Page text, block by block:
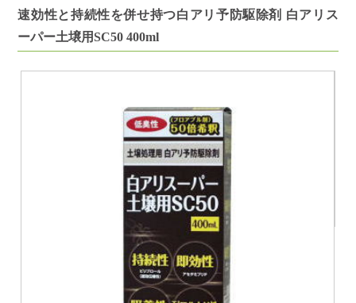
速効性と持続性を併せ持つ白アリ予防駆除剤 白アリス
ーパー土壌用SC50 400ml